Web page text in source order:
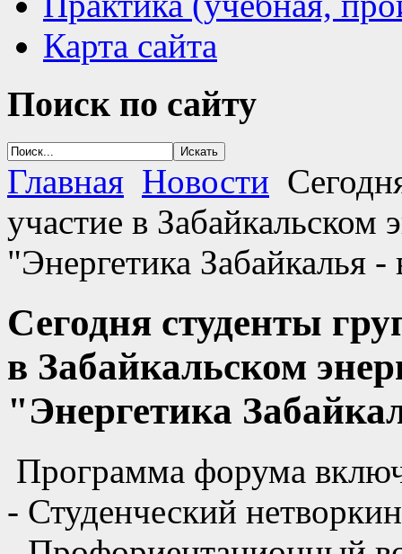
Карта сайта
Поиск по сайту
Главная Новости
участие в Забайкальском
"Энергетика Забайкалья -
Сегодня студенты
в Забайкальском
"Энергетика
Программа форума
- Студенческий